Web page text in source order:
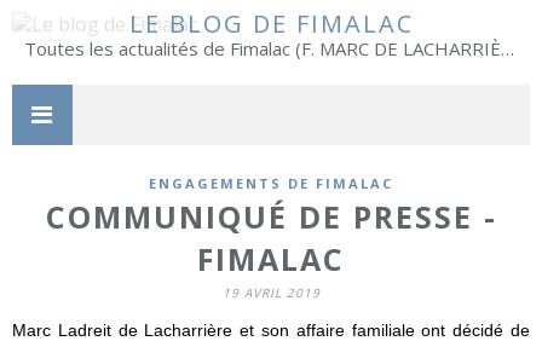
LE BLOG DE FIMALAC
Toutes les actualités de Fimalac (F. MARC DE LACHARRIÈRE)
ENGAGEMENTS DE FIMALAC
COMMUNIQUÉ DE PRESSE -
FIMALAC
19 AVRIL 2019
Marc Ladreit de Lacharrière et son affaire familiale ont décidé de